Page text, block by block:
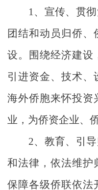
1、 宣传、贯
团结和动员归侨
设。围绕经济建设
引进资金、技术、
海外侨胞来怀投资
业，为侨资企业、
2、 教育、引
和法律，依法维护
保障各级侨联依法